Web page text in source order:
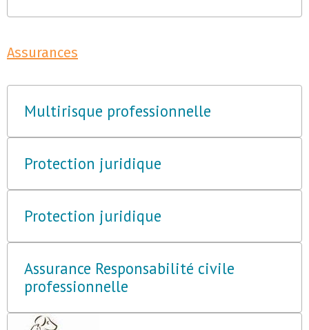
Assurances
Multirisque professionnelle
Protection juridique
Protection juridique
Assurance Responsabilité civile
professionnelle